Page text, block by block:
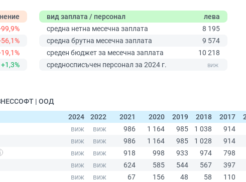
99,9%
56,1%
19,1%
+1,3%
вид заплата / персонал
лева
средна нетна месечна заплата
8 195
средна брутна месечна заплата
9 574
среден бюджет за месечна заплата
10 218
средносписъчен персонал за 2024 г.
| ООД
2024
2022 2021 2020 2019 2018 2017